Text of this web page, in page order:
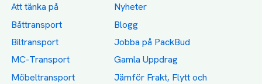
Att tänka på
Båttransport
Biltransport
MC-Transport
Möbeltransport
Nyheter
Blogg
Jobba på PackBud
Gamla Uppdrag
Jämför Frakt, Flytt och